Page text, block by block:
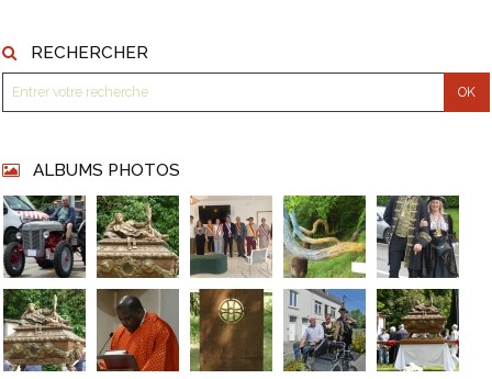
RECHERCHER
ALBUMS PHOTOS